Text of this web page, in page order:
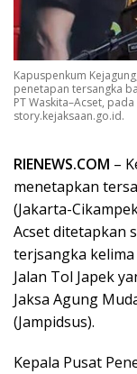
Kapuspenkum
penetapan tersangka
PT Waskita–Acset,
story.kejaksaan.go.id.
RIENEWS.COM –
menetapkan
(Jakarta-
Acset ditetapkan
terjsangka
Jalan Tol Japek
Jaksa Agung
(Jampidsus).
Kepala Pusat